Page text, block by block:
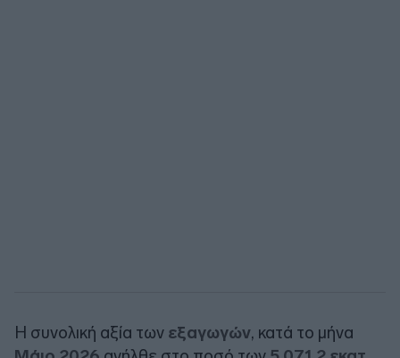
Η συνολική αξία των εξαγωγών, κατά το μήνα